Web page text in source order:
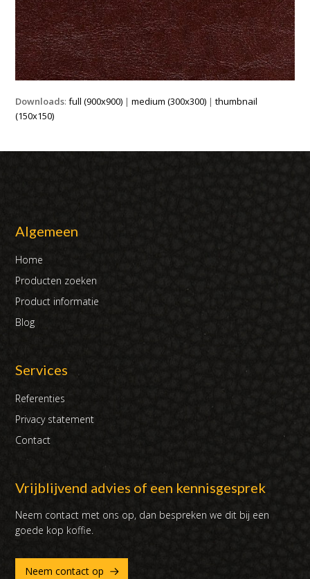
Downloads:full (900x900) |medium (300x300) |thumbnail
(150x150)
Algemeen
Home
Producten zoeken
Product informatie
Blog
Services
Referenties
Privacy statement
Contact
Vrijblijvend advies of een kennisgesprek
Neem contact met ons op, dan bespreken we dit bij een
goede kop koffie.
Neem contact op